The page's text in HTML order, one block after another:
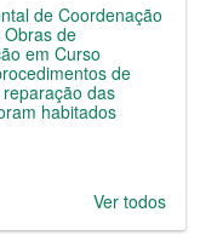
de Coordenação
de
em Curso
de
das
habitados
Ver todos